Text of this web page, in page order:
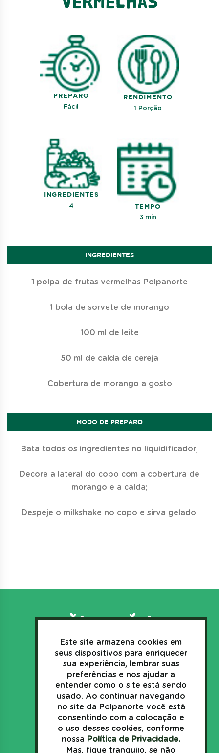
PREPARO
Fácil
RENDIMENTO
1 Porção
INGREDIENTES
4 TEMPO
3 min
INGREDIENTES
1 polpa de frutas vermelhas Polpanorte
1 bola de sorvete de morango
100 ml de leite
50 ml de calda de cereja
Cobertura de morango a gosto
MODO DE PREPARO
Bata todos os ingredientes no liquidificador;
Decore a lateral do copo com a cobertura de
morango e a calda;
Despeje o milkshake no copo e sirva gelado.
+55(44)3635.1157
sac@polpanorte.com.br
Av. Industrial, 269
Japurá - Paraná - Brasil
Política de Privacidade
Este site armazena cookies em
seus dispositivos para enriquecer
sua experiência, lembrar suas
preferências e nos ajudar a
entender como o site está sendo
usado. Ao continuar navegando
no site da Polpanorte você está
consentindo com a colocação e
o uso desses cookies, conforme
nossa Política de Privacidade.
Mas, fique tranquilo, se não